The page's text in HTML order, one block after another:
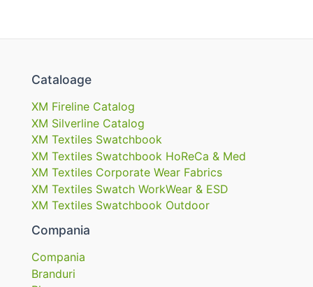
Cataloage
XM Fireline Catalog
XM Silverline Catalog
XM Textiles Swatchbook
XM Textiles Swatchbook HoReCa & Med
XM Textiles Corporate Wear Fabrics
XM Textiles Swatch WorkWear & ESD
XM Textiles Swatchbook Outdoor
Compania
Compania
Branduri